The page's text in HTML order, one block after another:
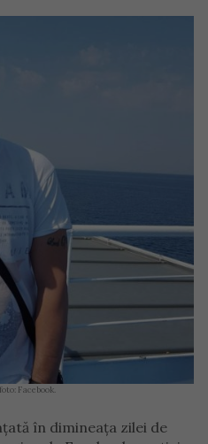
Facebook.
în dimineața zilei de